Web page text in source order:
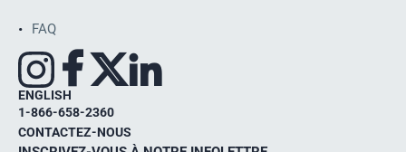
FAQ
ENGLISH
1-866-658-2360
CONTACTEZ-NOUS